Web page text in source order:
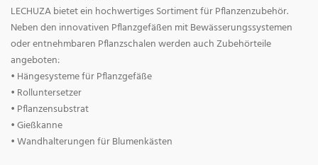
LECHUZA bietet ein hochwertiges Sortiment für Pflanzenzubehör.
Neben den innovativen Pflanzgefäßen mit Bewässerungssystemen
oder entnehmbaren Pflanzschalen werden auch Zubehörteile
angeboten:
• Hängesysteme für Pflanzgefäße
• Rolluntersetzer
• Pflanzensubstrat
• Gießkanne
• Wandhalterungen für Blumenkästen